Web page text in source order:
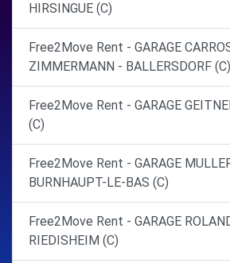
HIRSINGUE (C)
Free2Move Rent - GARAGE
ZIMMERMANN - BALLERSDORF (C)
Free2Move Rent - GARAGE
(C)
Free2Move Rent - GARAGE
BURNHAUPT-LE-BAS (C)
Free2Move Rent - GARAGE
RIEDISHEIM (C)